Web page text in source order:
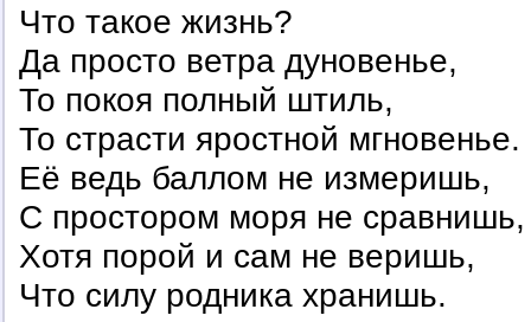
Что такое жизнь?
Да просто ветра дуновенье,
То покоя полный штиль,
То страсти яростной мгновенье.
Её ведь баллом не измеришь,
С простором моря не сравнишь,
Хотя порой и сам не веришь,
Что силу родника хранишь.